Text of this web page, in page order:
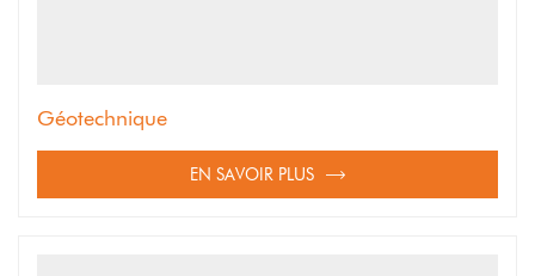
Géotechnique
EN SAVOIR PLUS